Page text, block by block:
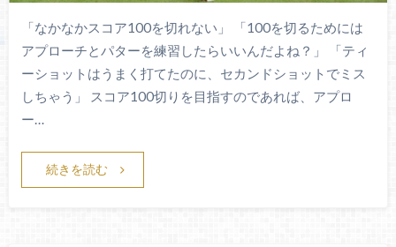
「なかなかスコア100を切れない」 「100を切るためには
アプローチとパターを練習したらいいんだよね？」 「ティ
ーショットはうまく打てたのに、セカンドショットでミス
しちゃう」 スコア100切りを目指すのであれば、アプロ
ー…
続きを読む